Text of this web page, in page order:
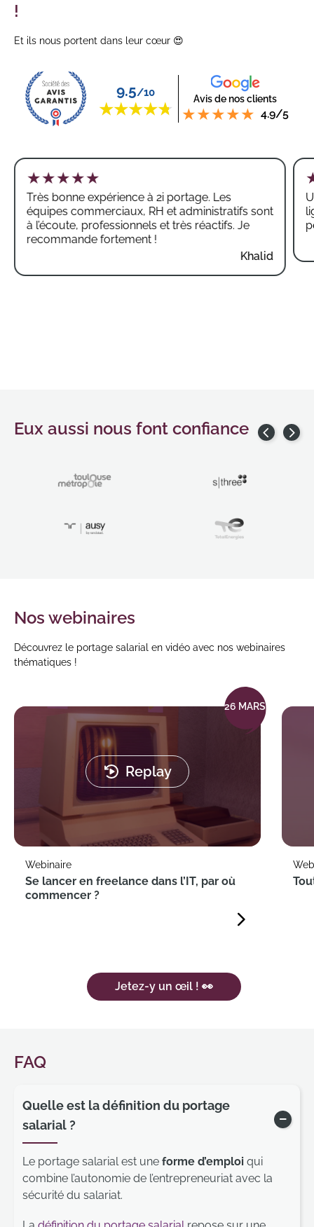
!
Et ils nous portent dans leur cœur 😍
9.5/10 Avis de nos clients
4.9/5
Très bonne expérience à 2i portage. Les
équipes commerciaux, RH et administratifs sont
à l’écoute, professionnels et très réactifs. Je
recommande fortement !
Khalid
Eux aussi nous font confiance Précédent
Nos webinaires
Découvrez le portage salarial en vidéo avec nos webinaires
thématiques !
26 MARS
Replay
Webinaire
Se lancer en freelance dans l’IT, par où
commencer ?
Jetez-y un œil ! 👀
FAQ
Quelle est la définition du portage
salarial ?
Le portage salarial est une forme d’emploi qui
combine l’autonomie de l’entrepreneuriat avec la
sécurité du salariat.